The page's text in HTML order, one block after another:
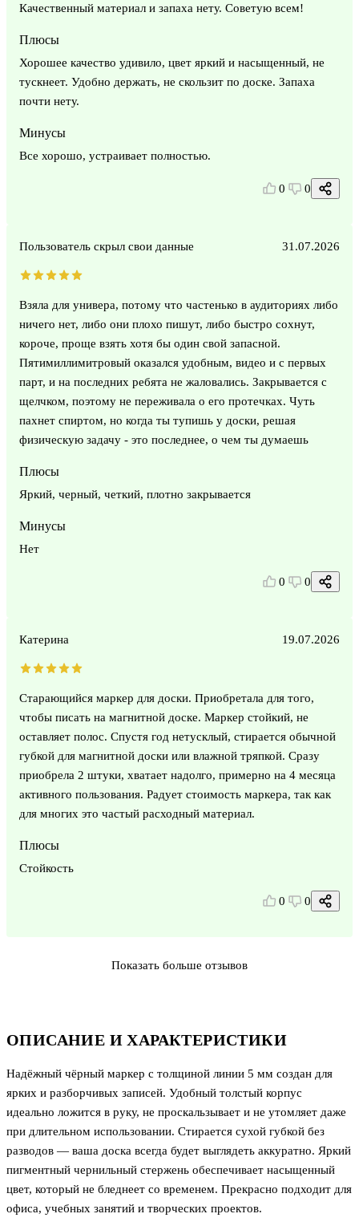
ОПИСАНИЕ И ХАРАКТЕРИСТИКИ
Надёжный чёрный маркер с толщиной линии 5 мм создан для
ярких и разборчивых записей. Удобный толстый корпус
идеально ложится в руку, не проскальзывает и не утомляет даже
при длительном использовании. Стирается сухой губкой без
разводов — ваша доска всегда будет выглядеть аккуратно. Яркий
пигментный чернильный стержень обеспечивает насыщенный
цвет, который не бледнеет со временем. Прекрасно подходит для
офиса, учебных занятий и творческих проектов.
Качественный материал и запаха нету. Советую всем!
Плюсы
Хорошее качество удивило, цвет яркий и насыщенный, не
тускнеет. Удобно держать, не скользит по доске. Запаха
почти нету.
Минусы
Все хорошо, устраивает полностью.
0 0
Пользователь скрыл свои данные 31.07.2026
Взяла для универа, потому что частенько в аудиториях либо
ничего нет, либо они плохо пишут, либо быстро сохнут,
короче, проще взять хотя бы один свой запасной.
Пятимиллимитровый оказался удобным, видео и с первых
парт, и на последних ребята не жаловались. Закрывается с
щелчком, поэтому не переживала о его протечках. Чуть
пахнет спиртом, но когда ты тупишь у доски, решая
физическую задачу - это последнее, о чем ты думаешь
Плюсы
Яркий, черный, четкий, плотно закрывается
Минусы
Нет
0 0
Катерина 19.07.2026
Старающийся маркер для доски. Приобретала для того,
чтобы писать на магнитной доске. Маркер стойкий, не
оставляет полос. Спустя год нетусклый, стирается обычной
губкой для магнитной доски или влажной тряпкой. Сразу
приобрела 2 штуки, хватает надолго, примерно на 4 месяца
активного пользования. Радует стоимость маркера, так как
для многих это частый расходный материал.
Плюсы
Стойкость
0 0
Показать больше отзывов